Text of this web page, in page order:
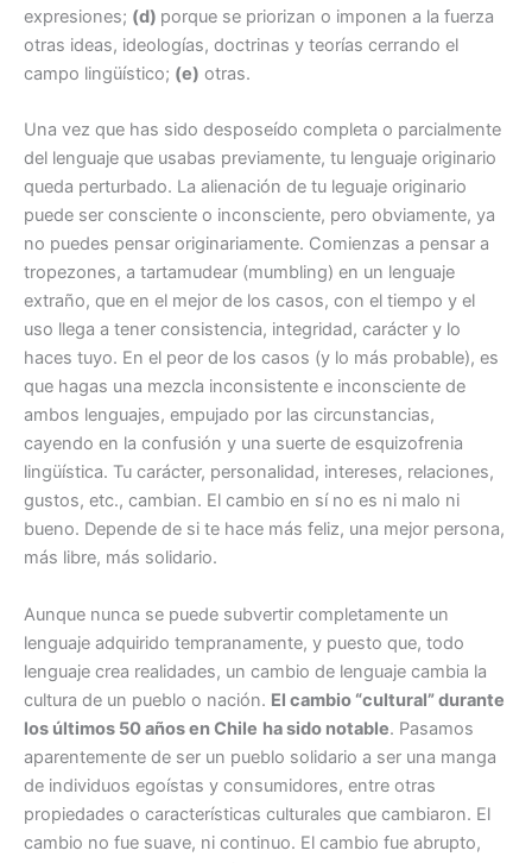
expresiones; (d) porque se priorizan o imponen a la fuerza
otras ideas, ideologías, doctrinas y teorías cerrando el
campo lingüístico; (e) otras.
Una vez que has sido desposeído completa o parcialmente
del lenguaje que usabas previamente, tu lenguaje originario
queda perturbado. La alienación de tu leguaje originario
puede ser consciente o inconsciente, pero obviamente, ya
no puedes pensar originariamente. Comienzas a pensar a
tropezones, a tartamudear (mumbling) en un lenguaje
extraño, que en el mejor de los casos, con el tiempo y el
uso llega a tener consistencia, integridad, carácter y lo
haces tuyo. En el peor de los casos (y lo más probable), es
que hagas una mezcla inconsistente e inconsciente de
ambos lenguajes, empujado por las circunstancias,
cayendo en la confusión y una suerte de esquizofrenia
lingüística. Tu carácter, personalidad, intereses, relaciones,
gustos, etc., cambian. El cambio en sí no es ni malo ni
bueno. Depende de si te hace más feliz, una mejor persona,
más libre, más solidario.
Aunque nunca se puede subvertir completamente un
lenguaje adquirido tempranamente, y puesto que, todo
lenguaje crea realidades, un cambio de lenguaje cambia la
cultura de un pueblo o nación. El cambio “cultural” durante
los últimos 50 años en Chile ha sido notable. Pasamos
aparentemente de ser un pueblo solidario a ser una manga
de individuos egoístas y consumidores, entre otras
propiedades o características culturales que cambiaron. El
cambio no fue suave, ni continuo. El cambio fue abrupto,